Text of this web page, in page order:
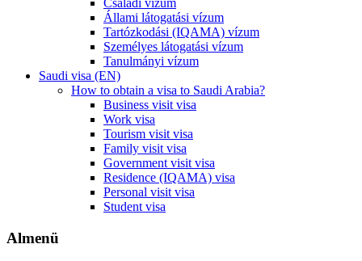
Családi vízum
Állami látogatási vízum
Tartózkodási (IQAMA) vízum
Személyes látogatási vízum
Tanulmányi vízum
Saudi visa (EN)
How to obtain a visa to Saudi Arabia?
Business visit visa
Work visa
Tourism visit visa
Family visit visa
Government visit visa
Residence (IQAMA) visa
Personal visit visa
Student visa
Almenü